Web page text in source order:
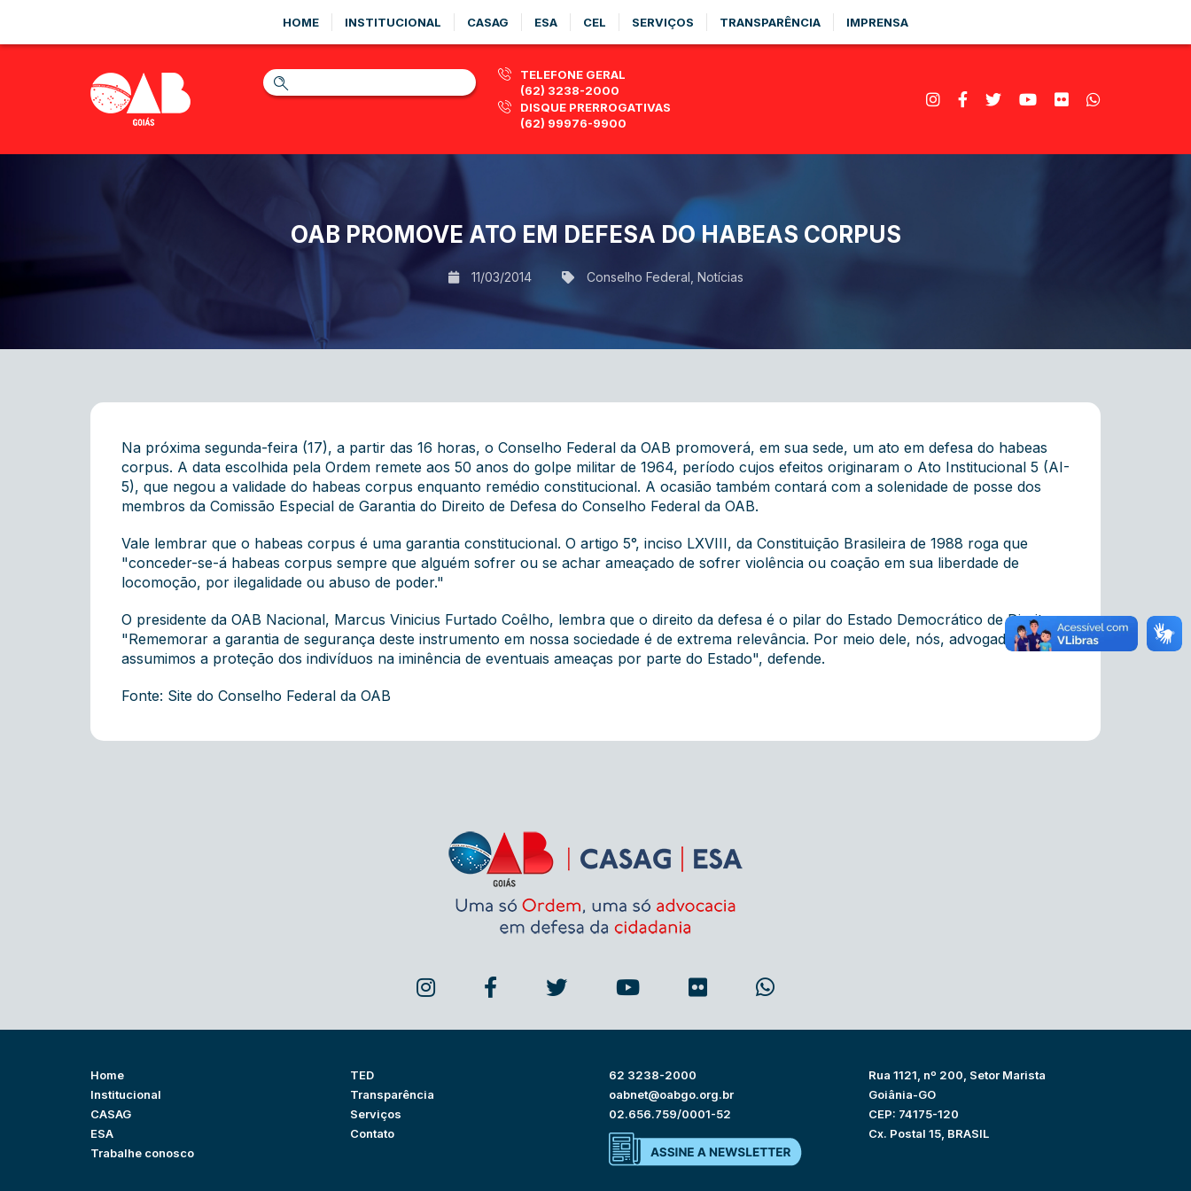
HOME INSTITUCIONAL CASAG ESA CEL SERVIÇOS TRANSPARÊNCIA IMPRENSA
TELEFONE GERAL
(62) 3238-2000
DISQUE PRERROGATIVAS
(62) 99976-9900
OAB PROMOVE ATO EM DEFESA DO HABEAS CORPUS
11/03/2014 Conselho Federal Notícias
Na próxima segunda-feira (17), a partir das 16 horas, o Conselho Federal da OAB promoverá, em sua sede, um ato em defesa do habeas
corpus. A data escolhida pela Ordem remete aos 50 anos do golpe militar de 1964, período cujos efeitos originaram o Ato Institucional 5 (AI-
5), que negou a validade do habeas corpus enquanto remédio constitucional. A ocasião também contará com a solenidade de posse dos
membros da Comissão Especial de Garantia do Direito de Defesa do Conselho Federal da OAB.
Vale lembrar que o habeas corpus é uma garantia constitucional. O artigo 5°, inciso LXVIII, da Constituição Brasileira de 1988 roga que
"conceder-se-á habeas corpus sempre que alguém sofrer ou se achar ameaçado de sofrer violência ou coação em sua liberdade de
locomoção, por ilegalidade ou abuso de poder."
O presidente da OAB Nacional, Marcus Vinicius Furtado Coêlho, lembra que o direito da defesa é o pilar do Estado Democrático de Direito.
"Rememorar a garantia de segurança deste instrumento em nossa sociedade é de extrema relevância. Por meio dele, nós, advogados,
assumimos a proteção dos indivíduos na iminência de eventuais ameaças por parte do Estado", defende.
Fonte: Site do Conselho Federal da OAB
Home
Institucional
CASAG
ESA
Trabalhe conosco
TED
Transparência
Serviços
Contato
62 3238-2000
oabnet@oabgo.org.br
02.656.759/0001-52
Rua 1121, nº 200, Setor Marista
Goiânia-GO
CEP: 74175-120
Cx. Postal 15, BRASIL